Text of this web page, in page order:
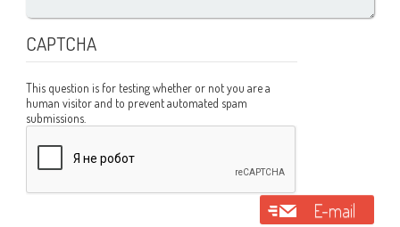
CAPTCHA
This question is for testing whether or not you are a
human visitor and to prevent automated spam
submissions.
E-mail